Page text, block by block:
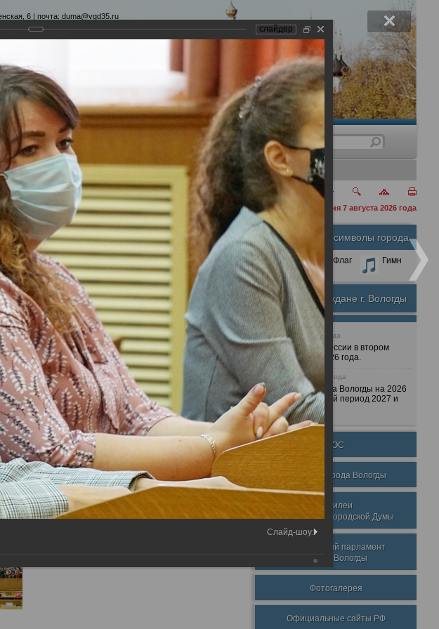
6 | почта: duma@vgd35.ru
vologda.ru
Депутатские объединения
сегодня 7 августа 2026 года
- участников проекта "Шаг к здоровью"
Размер шрифта:
А А А
Официальные символы города
Герб Флаг Гимн
Почетные граждане г. Вологды
25 июня 2026 года
Очередные сессии в втором
полугодии 2026 года.
7 декабря 2025 года
Бюджет города Вологды на 2026
год и плановый период 2027 и
2028 годов.
ТОС
Награды города Вологды
Юбилеи
Вологодской городской Думы
Молодежный парламент
города Вологды
Фотогалерея
Официальные сайты РФ
слайдер
Слайд-шоу: